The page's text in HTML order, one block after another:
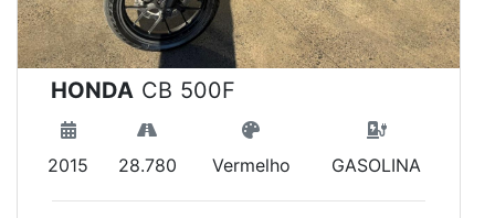
HONDA CB 500F
2015 28.780 Vermelho GASOLINA